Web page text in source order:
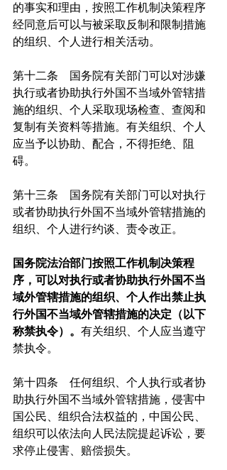
的事实和理由，按照工作机制决策程序
经同意后可以与被采取反制和限制措施
的组织、个人进行相关活动。
第十二条　国务院有关部门可以对涉嫌
执行或者协助执行外国不当域外管辖措
施的组织、个人采取现场检查、查阅和
复制有关资料等措施。有关组织、个人
应当予以协助、配合，不得拒绝、阻
碍。
第十三条　国务院有关部门可以对执行
或者协助执行外国不当域外管辖措施的
组织、个人进行约谈、责令改正。
国务院法治部门按照工作机制决策程
序，可以对执行或者协助执行外国不当
域外管辖措施的组织、个人作出禁止执
行外国不当域外管辖措施的决定（以下
称禁执令）。 有关组织、个人应当遵守
禁执令。
第十四条　任何组织、个人执行或者协
助执行外国不当域外管辖措施，侵害中
国公民、组织合法权益的，中国公民、
组织可以依法向人民法院提起诉讼，要
求停止侵害、赔偿损失。